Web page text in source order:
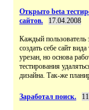
Открыто beta
сайтов.
17.04.2008
Каждый пользователь
создать себе сайт
урезан, но основа
тестирования
дизайна. Так-же
Заработал поиск.